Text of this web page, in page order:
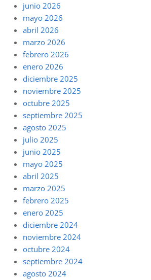
junio 2026
mayo 2026
abril 2026
marzo 2026
febrero 2026
enero 2026
diciembre 2025
noviembre 2025
octubre 2025
septiembre 2025
agosto 2025
julio 2025
junio 2025
mayo 2025
abril 2025
marzo 2025
febrero 2025
enero 2025
diciembre 2024
noviembre 2024
octubre 2024
septiembre 2024
agosto 2024